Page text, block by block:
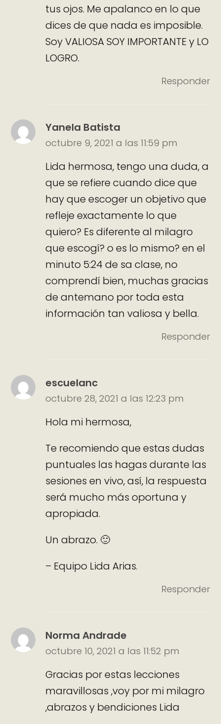
tus ojos. Me apalanco en lo que
dices de que nada es imposible.
Soy VALIOSA SOY IMPORTANTE y LO
LOGRO.
Responder
Yanela Batista
octubre 9, 2021 a las 11:59 pm
Lida hermosa, tengo una duda, a
que se refiere cuando dice que
hay que escoger un objetivo que
refleje exactamente lo que
quiero? Es diferente al milagro
que escogí? o es lo mismo? en el
minuto 5:24 de sa clase, no
comprendí bien, muchas gracias
de antemano por toda esta
información tan valiosa y bella.
Responder
escuelanc
octubre 28, 2021 a las 12:23 pm
Hola mi hermosa,
Te recomiendo que estas dudas
puntuales las hagas durante las
sesiones en vivo, así, la respuesta
será mucho más oportuna y
apropiada.
Un abrazo. 🙂
– Equipo Lida Arias.
Responder
Norma Andrade
octubre 10, 2021 a las 11:52 pm
Gracias por estas lecciones
maravillosas ,voy por mi milagro
,abrazos y bendiciones Lida